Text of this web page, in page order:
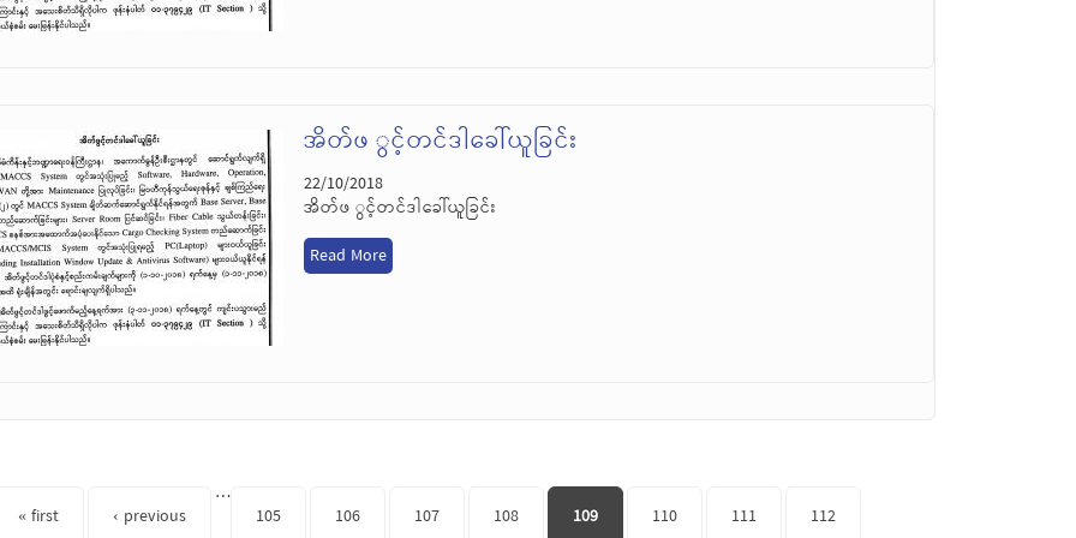
အိတ်ဖ ွင့်တင်ဒါခေါ်ယူခြင်း
22/10/2018
အိတ်ဖ ွင့်တင်ဒါခေါ်ယူခြင်း
Read More
« first ‹ previous
…
105
106 107 108 109 110 111 112